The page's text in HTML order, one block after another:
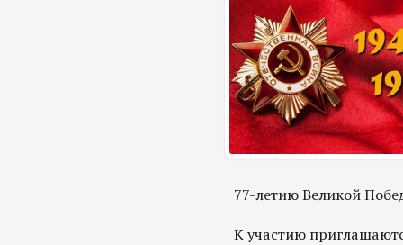
77-летию Великой
К участию